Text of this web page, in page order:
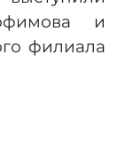
и
филиала